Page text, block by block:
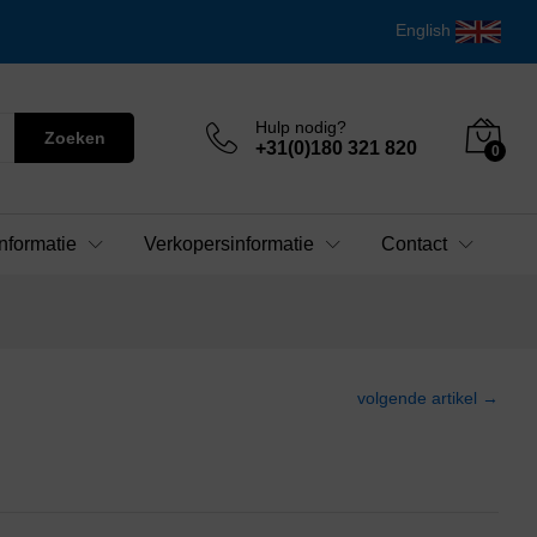
English
Zoeken
Hulp nodig?
+31(0)180 321 820 0
Verkopersinformatie Contact
volgende artikel →